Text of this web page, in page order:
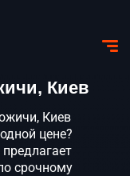
Киев
Киев
цене?
срочному